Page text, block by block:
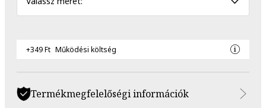
+349 Ft Működési költség
Termékmegfelelőségi információk